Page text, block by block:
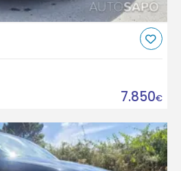
7.850€